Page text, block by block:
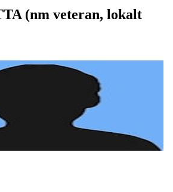
(nm veteran, lokalt